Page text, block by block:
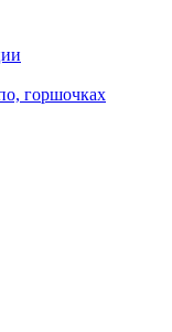
горшочках